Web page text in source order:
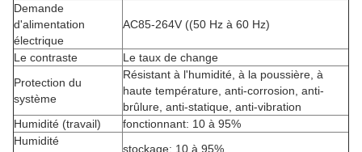
Demande
d'alimentation
électrique
AC85-264V ((50 Hz à 60 Hz)
Le contraste
Le taux de change
Protection du
système
Résistant à l'humidité, à la poussière, à
haute température, anti-corrosion, anti-
brûlure, anti-statique, anti-vibration
Humidité (travail)
fonctionnant: 10 à 95%
Humidité
stockage: 10 à 95%